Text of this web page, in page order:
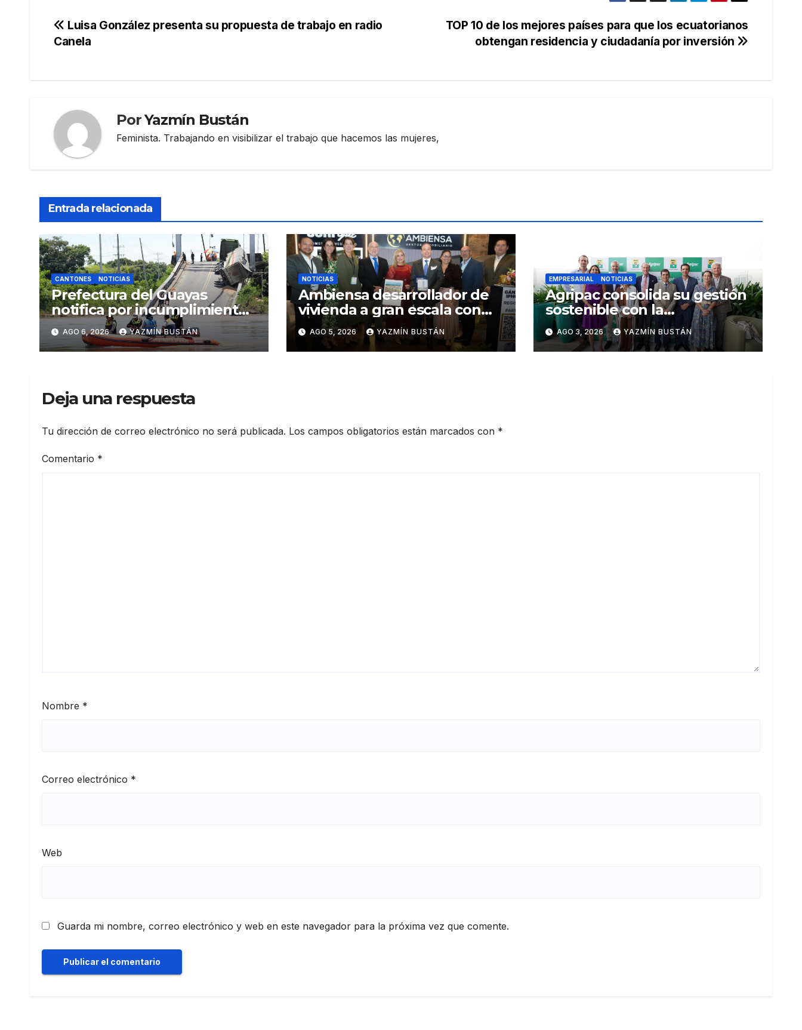
Navegación
TOP 10 de los mejores países para que los ecuatorianos
obtengan residencia y ciudadanía por inversión
Luisa González presenta su propuesta de trabajo en radio
Canela
PorYazmín Bustán
Feminista. Trabajando en visibilizar el trabajo que hacemos las mujeres,
Entrada relacionada
CANTONES NOTICIAS
Prefectura del Guayas
notifica por incumplimiento
contractual a la
Concesionaria CONORTE y
exige celeridad en
Daule
AGO 6, 2026 YAZMÍN BUSTÁN
NOTICIAS
Ambiensa desarrollador de
vivienda a gran escala con
estándares internacionales
de sostenibilidad
AGO 5, 2026 YAZMÍN BUSTÁN
EMPRESARIAL NOTICIAS
Agripac consolida su gestión
sostenible con la
presentación de su octava
Memoria de Sostenibilidad
AGO 3, 2026 YAZMÍN BUSTÁN
Deja una respuesta
Tu dirección de correo electrónico no será publicada. Los campos obligatorios están marcados con *
Comentario *
Nombre *
Correo electrónico *
Web
Guarda mi nombre, correo electrónico y web en este navegador para la próxima vez que comente.